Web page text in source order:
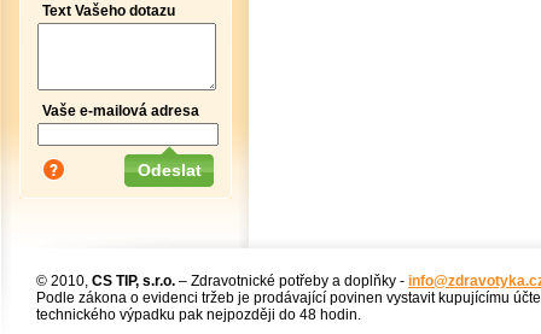
Text Vašeho dotazu
Vaše e-mailová adresa
© 2010, CS TIP, s.r.o. – Zdravotnické potřeby a doplňky -
Podle zákona o evidenci tržeb je prodávající povinen vystavit kupujícímu
technického výpadku pak nejpozději do 48 hodin.